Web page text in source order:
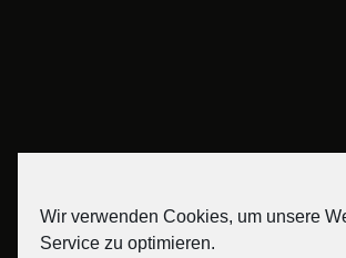
Wir verwenden Cookies, um unsere
Service zu optimieren.